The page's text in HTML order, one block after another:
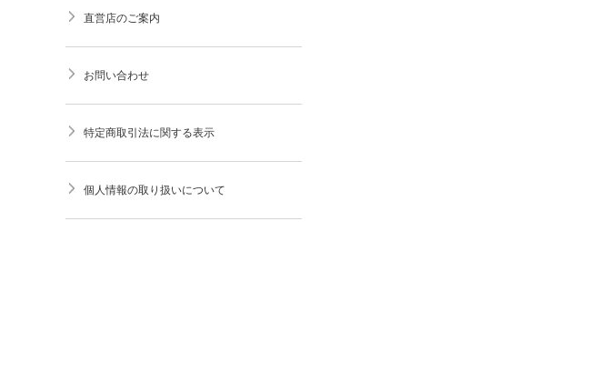
直営店のご案内
お問い合わせ
特定商取引法に関する表示
個人情報の取り扱いについて